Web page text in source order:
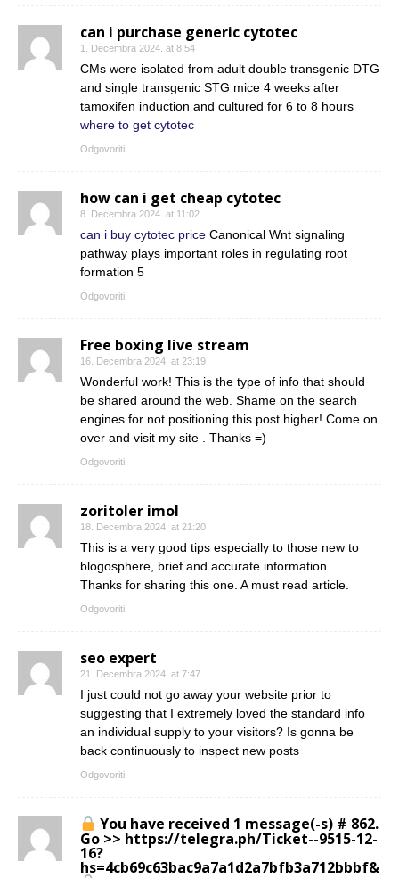
can i purchase generic cytotec
1. Decembra 2024. at 8:54
CMs were isolated from adult double transgenic DTG
and single transgenic STG mice 4 weeks after
tamoxifen induction and cultured for 6 to 8 hours
where to get cytotec
Odgovoriti
how can i get cheap cytotec
8. Decembra 2024. at 11:02
can i buy cytotec price Canonical Wnt signaling
pathway plays important roles in regulating root
formation 5
Odgovoriti
Free boxing live stream
16. Decembra 2024. at 23:19
Wonderful work! This is the type of info that should
be shared around the web. Shame on the search
engines for not positioning this post higher! Come on
over and visit my site . Thanks =)
Odgovoriti
zoritoler imol
18. Decembra 2024. at 21:20
This is a very good tips especially to those new to
blogosphere, brief and accurate information…
Thanks for sharing this one. A must read article.
Odgovoriti
seo expert
21. Decembra 2024. at 7:47
I just could not go away your website prior to
suggesting that I extremely loved the standard info
an individual supply to your visitors? Is gonna be
back continuously to inspect new posts
Odgovoriti
You have received 1 message(-s) # 862.
Go >> https://telegra.ph/Ticket--9515-12-
16?
hs=4cb69c63bac9a7a1d2a7bfb3a712bbbf&